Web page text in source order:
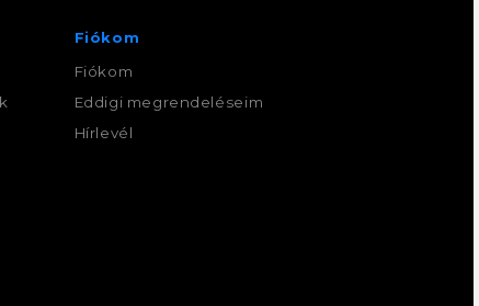
Fiókom
Fiókom
Eddigi megrendeléseim
Hírlevél